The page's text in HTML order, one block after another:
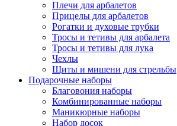
Плечи для арбалетов
Прицелы для арбалетов
Рогатки и духовые трубки
Тросы и тетивы для арбалета
Тросы и тетивы для лука
Чехлы
Щиты и мишени для стрельбы
Подарочные наборы
Благовония наборы
Комбинированные наборы
Маникюрные наборы
Набор досок